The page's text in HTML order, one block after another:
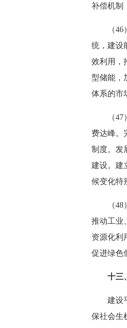
补偿机制
（
统，建设
效利用，
型储能，
体系的市
（
费达峰。
制度。发
建设。建
候变化特
（
推动工业
资源化利
促进绿色
十三
建设
保社会生